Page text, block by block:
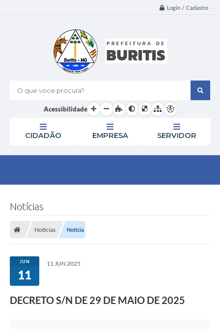
Login / Cadastro
O que voce procura?
Acessibilidade
CIDADÃO EMPRESA SERVIDOR
Notícias
Notícias Notícia
JUN
11
11 JUN 2025
DECRETO S/N DE 29 DE MAIO DE 2025